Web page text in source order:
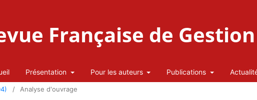
Française de
Présentation Pour les auteurs Publications
/ Analyse d'ouvrage